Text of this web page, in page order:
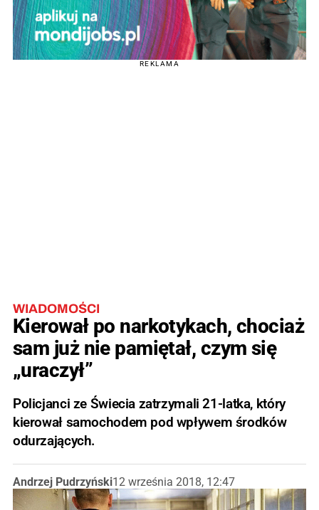
REKLAMA
WIADOMOŚCI
Kierował po narkotykach, chociaż
sam już nie pamiętał, czym się
„uraczył”
Policjanci ze Świecia zatrzymali 21-latka, który
kierował samochodem pod wpływem środków
odurzających.
Andrzej Pudrzyński12 września 2018, 12:47